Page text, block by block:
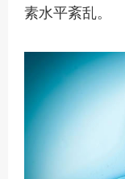
素水平紊乱。